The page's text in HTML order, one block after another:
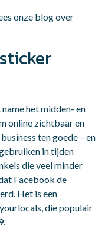
onze blog over
het midden- en
online zichtbaar en
ten goede – en
in tijden
die veel minder
Facebook de
Het is een
die populair